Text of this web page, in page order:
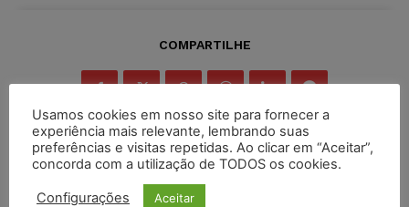
COMPARTILHE
Inscreva-se
Usamos cookies em nosso site para fornecer a
experiência mais relevante, lembrando suas
preferências e visitas repetidas. Ao clicar em “Aceitar”,
concorda com a utilização de TODOS os cookies.
Configurações Aceitar